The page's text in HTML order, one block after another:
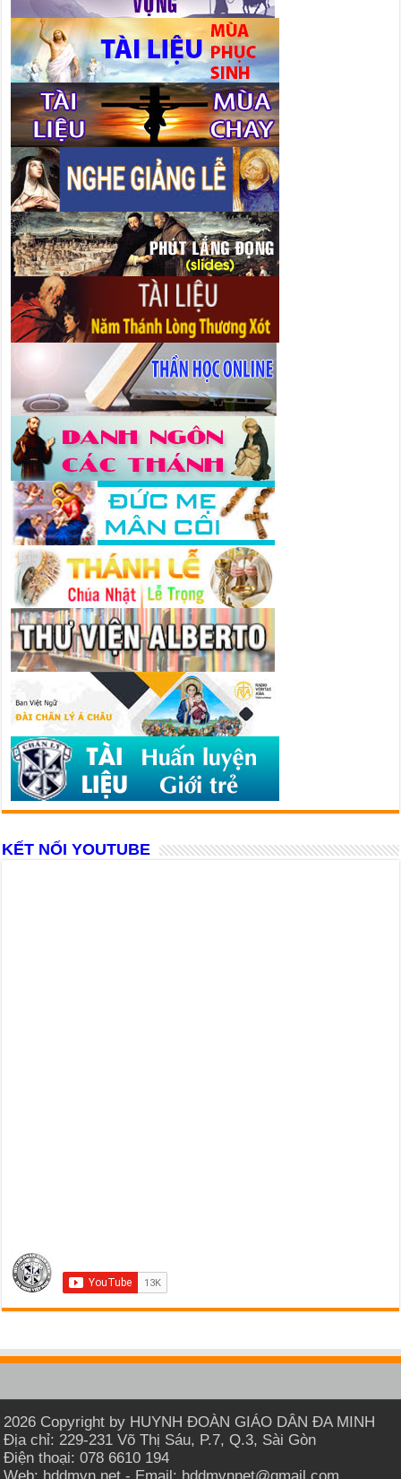
KẾT NỐI YOUTUBE
2026 Copyright by HUYNH ĐOÀN GIÁO DÂN ĐA MINH
Địa chỉ: 229-231 Võ Thị Sáu, P.7, Q.3, Sài Gòn
Điện thoại: 078 6610 194